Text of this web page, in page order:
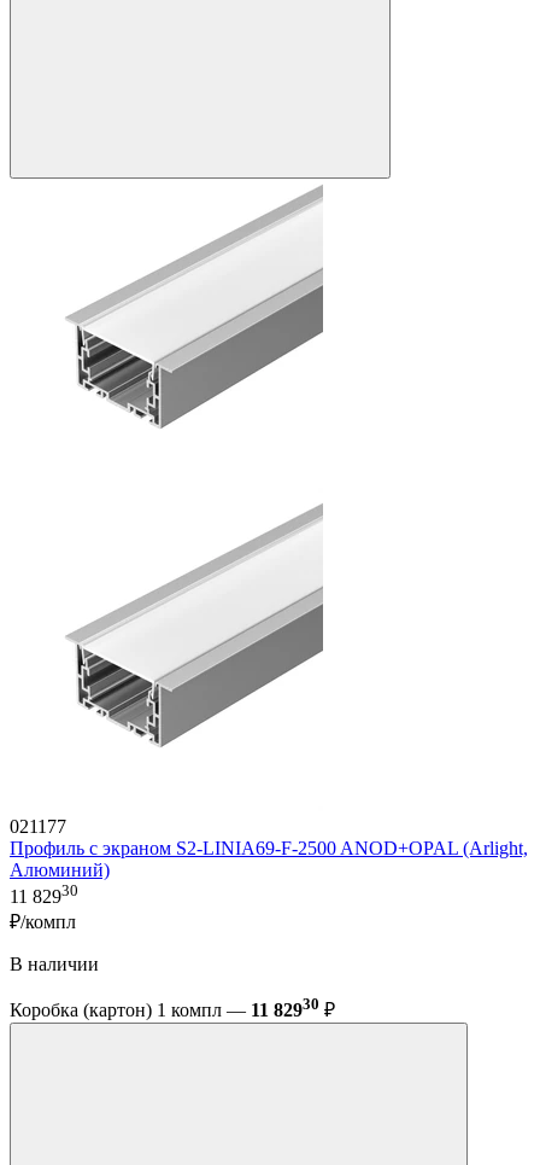
021177
Профиль с экраном S2-LINIA69-F-2500 ANOD+OPAL (Arlight,
Алюминий)
11 82930
₽/компл
В наличии
Коробка (картон) 1 компл — 11 82930 ₽